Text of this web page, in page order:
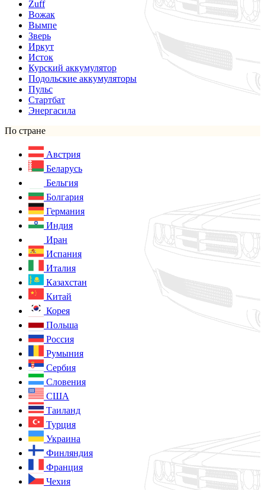
Zuff
Вожак
Вымпе
Зверь
Иркут
Исток
Курский аккумулятор
Подольские аккумуляторы
Пульс
Стартбат
Энергасила
По стране
Австрия
Беларусь
Бельгия
Болгария
Германия
Индия
Иран
Испания
Италия
Казахстан
Китай
Корея
Польша
Россия
Румыния
Сербия
Словения
США
Таиланд
Турция
Украина
Финляндия
Франция
Чехия